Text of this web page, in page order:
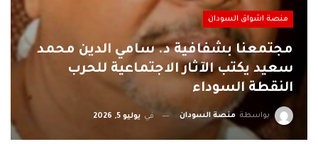
منصة اشواق السودان
مجتمعنا بشفافية د. سامي الدين محمد
سعيد يكتب الآثار الاجتماعية للحرب
النقطة السوداء
بواسطة منصة السودان في يوليو 5, 2026